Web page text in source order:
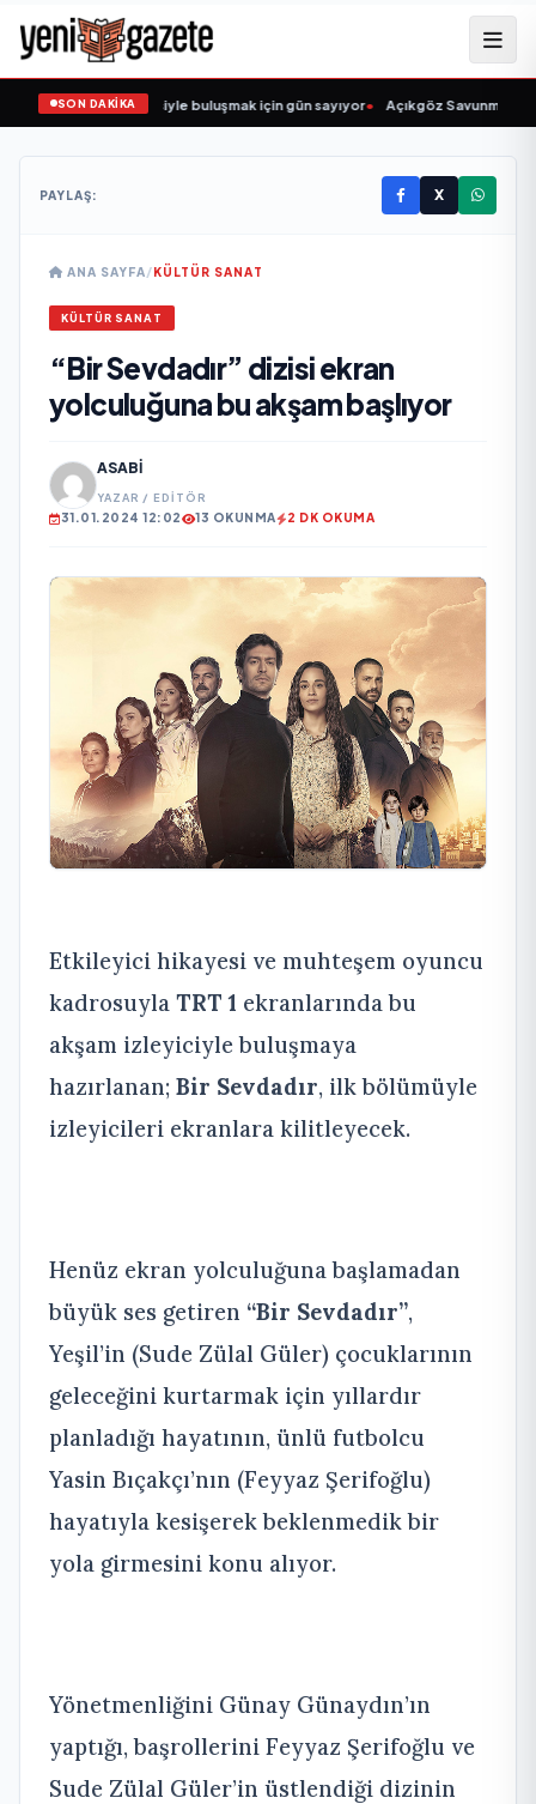
SON DAKİKA
Şarkıcısı” seyircisiyle buluşmak için gün sayıyor• Açıkgöz Savunma
PAYLAŞ: X
ANA SAYFA/KÜLTÜR SANAT
KÜLTÜR SANAT
“Bir Sevdadır” dizisi ekran
yolculuğuna bu akşam başlıyor
ASABI
YAZAR / EDITÖR
31.01.2024 12:02 13 OKUNMA 2 DK OKUMA
Etkileyici hikayesi ve muhteşem oyuncu
kadrosuyla TRT 1 ekranlarında bu
akşam izleyiciyle buluşmaya
hazırlanan; Bir Sevdadır, ilk bölümüyle
izleyicileri ekranlara kilitleyecek.
Henüz ekran yolculuğuna başlamadan
büyük ses getiren “Bir Sevdadır”,
Yeşil’in (Sude Zülal Güler) çocuklarının
geleceğini kurtarmak için yıllardır
planladığı hayatının, ünlü futbolcu
Yasin Bıçakçı’nın (Feyyaz Şerifoğlu)
hayatıyla kesişerek beklenmedik bir
yola girmesini konu alıyor.
Yönetmenliğini Günay Günaydın’ın
yaptığı, başrollerini Feyyaz Şerifoğlu ve
Sude Zülal Güler’in üstlendiği dizinin